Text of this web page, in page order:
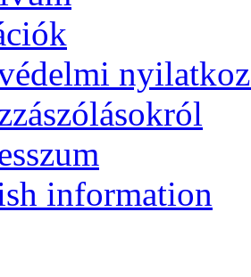
information